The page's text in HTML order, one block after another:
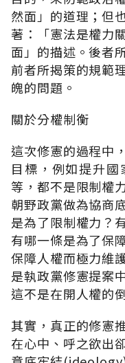
然面」的道理；但
著：「憲法是權力
面」的描述。後者
前者所揭策的規範
魄的問題。
關於分權制衡
這次修憲的過程中
目標，例如提升
等，都不是限制權
朝野政黨做為協商
是為了限制權力？
有哪一條是為了保
保障人權而極力維
是執政黨修憲提案
這不是在開人權的
其實，真正的修憲
在心中、呼之欲出